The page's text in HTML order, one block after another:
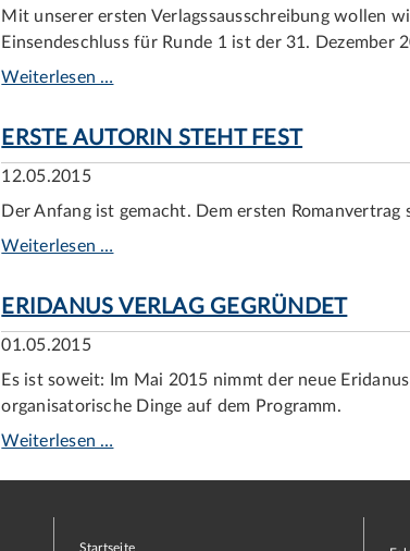
Mit unserer ersten Verlagssausschreibung wollen
Einsendeschluss für Runde 1 ist der 31. Dezember
Weiterlesen …
ERSTE AUTORIN STEHT FEST
12.05.2015
Der Anfang ist gemacht. Dem ersten
Weiterlesen …
ERIDANUS VERLAG GEGRÜNDET
01.05.2015
Es ist soweit: Im Mai 2015 nimmt der neue
organisatorische Dinge auf dem Programm.
Weiterlesen …
Startseite